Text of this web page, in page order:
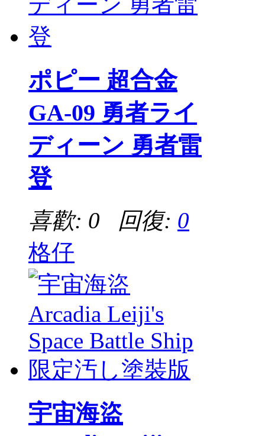
ポピー 超合金
GA-09 勇者ライ
ディーン 勇者雷
登
喜歡: 0 回復: 0
格仔
宇宙海盜